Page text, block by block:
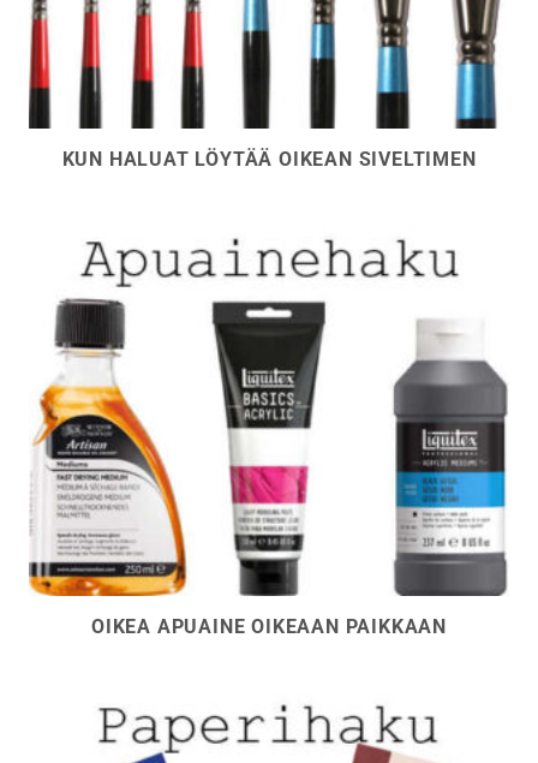
KUN HALUAT LÖYTÄÄ OIKEAN SIVELTIMEN
OIKEA APUAINE OIKEAAN PAIKKAAN